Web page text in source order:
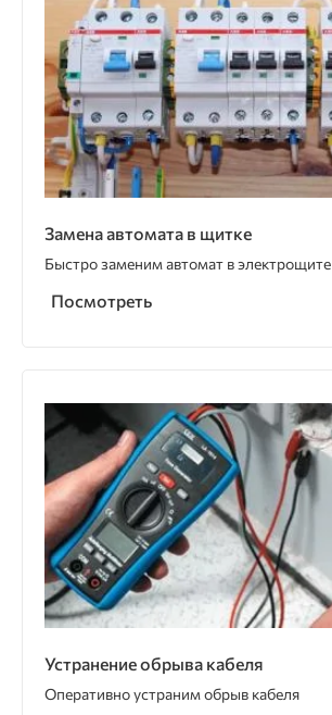
Замена автомата в щитке
Быстро заменим автомат в электрощите
Посмотреть
Устранение обрыва кабеля
Оперативно устраним обрыв кабеля